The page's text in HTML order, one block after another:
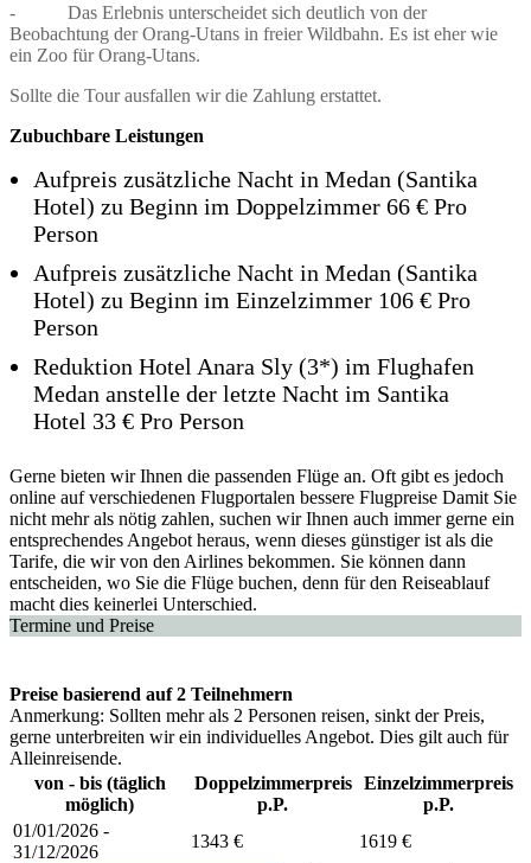
- Das Erlebnis unterscheidet sich deutlich von der
Beobachtung der Orang-Utans in freier Wildbahn. Es ist eher wie
ein Zoo für Orang-Utans.
Sollte die Tour ausfallen wir die Zahlung erstattet.
Zubuchbare Leistungen
Aufpreis zusätzliche Nacht in Medan (Santika
Hotel) zu Beginn im Doppelzimmer 66 € Pro
Person
Aufpreis zusätzliche Nacht in Medan (Santika
Hotel) zu Beginn im Einzelzimmer 106 € Pro
Person
Reduktion Hotel Anara Sly (3*) im Flughafen
Medan anstelle der letzte Nacht im Santika
Hotel 33 € Pro Person
Gerne bieten wir Ihnen die passenden Flüge an. Oft gibt es jedoch
online auf verschiedenen Flugportalen bessere Flugpreise Damit Sie
nicht mehr als nötig zahlen, suchen wir Ihnen auch immer gerne ein
entsprechendes Angebot heraus, wenn dieses günstiger ist als die
Tarife, die wir von den Airlines bekommen. Sie können dann
entscheiden, wo Sie die Flüge buchen, denn für den Reiseablauf
macht dies keinerlei Unterschied.
Termine und Preise
Preise basierend auf 2 Teilnehmern
Anmerkung: Sollten mehr als 2 Personen reisen, sinkt der Preis,
gerne unterbreiten wir ein individuelles Angebot. Dies gilt auch für
Alleinreisende.
von - bis (täglich
möglich)
Doppelzimmerpreis
p.P.
Einzelzimmerpreis
p.P.
01/01/2026 -
31/12/2026
1343 € 1619 €